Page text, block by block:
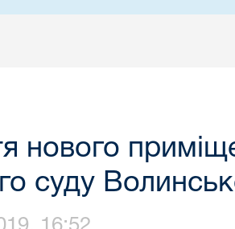
нового
суду